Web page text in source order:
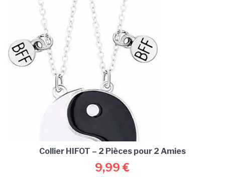
Collier HIFOT – 2 Pièces pour 2 Amies
9,99 €